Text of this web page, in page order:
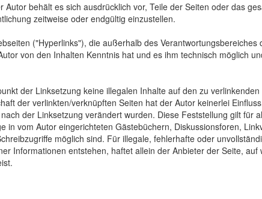
behält es sich ausdrücklich vor, Teile der Seiten oder das
zeitweise oder endgültig einzustellen.
("Hyperlinks"), die außerhalb des
von den Inhalten Kenntnis hat und es ihm technisch möglich
der Linksetzung keine illegalen Inhalte auf den zu
der verlinkten/verknüpften Seiten hat der Autor keinerlei
der Linksetzung verändert wurden. Diese Feststellung gilt für
in vom Autor eingerichteten Gästebüchern, Diskussionsforen,
möglich sind. Für illegale, fehlerhafte oder
Informationen entstehen, haftet allein der Anbieter der Seite,